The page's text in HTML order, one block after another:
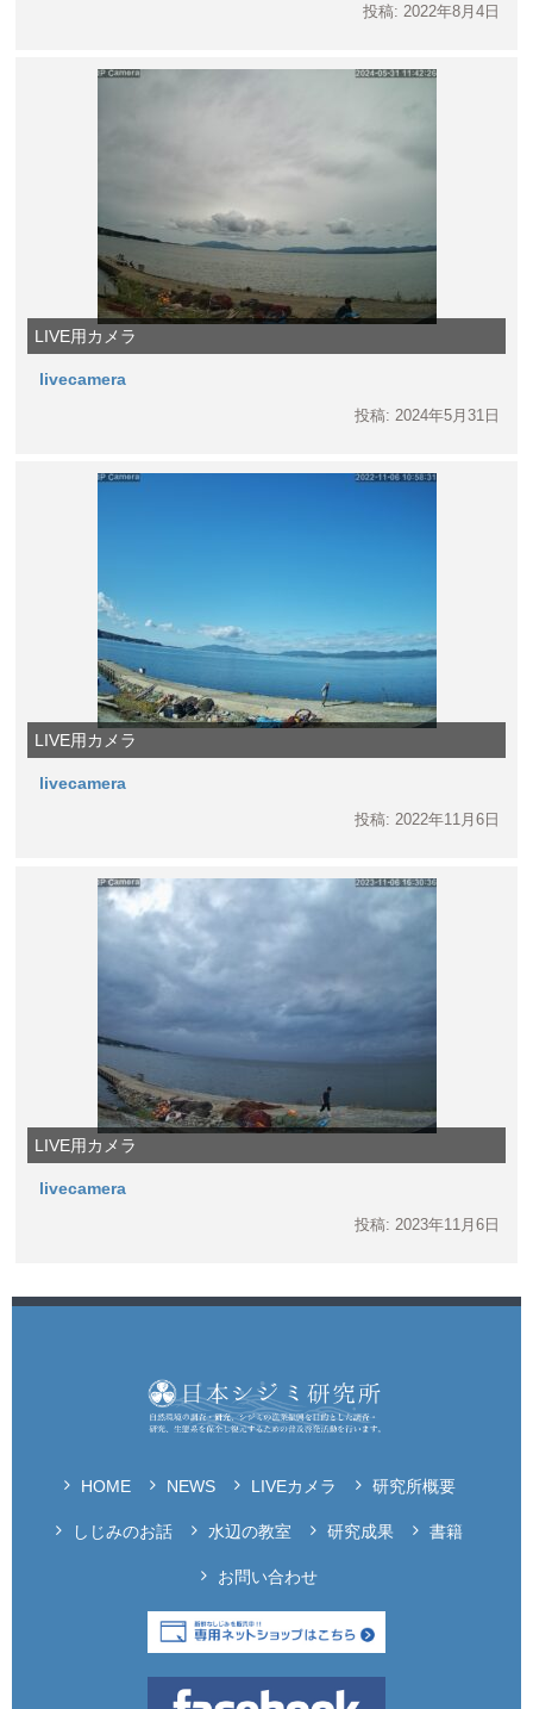
投稿: 2022年8月4日
LIVE用カメラ
livecamera
投稿: 2024年5月31日
LIVE用カメラ
livecamera
投稿: 2022年11月6日
LIVE用カメラ
livecamera
投稿: 2023年11月6日
HOME NEWS LIVEカメラ 研究所概要
しじみのお話 水辺の教室 研究成果 書籍
お問い合わせ